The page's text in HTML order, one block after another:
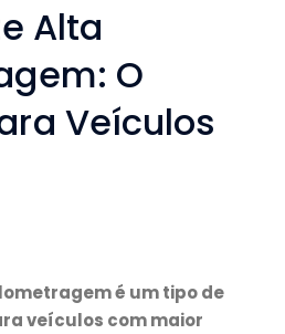
Alta
O
Veículos
é um tipo de
veículos com maior